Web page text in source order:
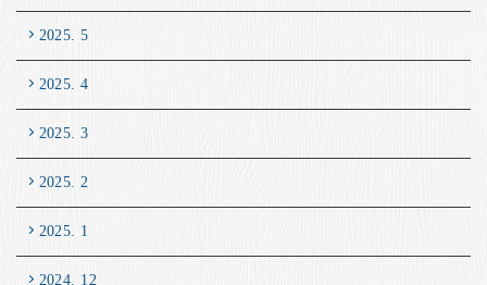
2025. 5
2025. 4
2025. 3
2025. 2
2025. 1
2024. 12